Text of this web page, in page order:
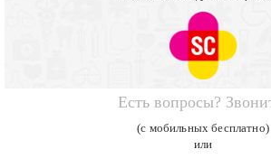
Есть вопросы?
(с мобильных бесплатно)
или